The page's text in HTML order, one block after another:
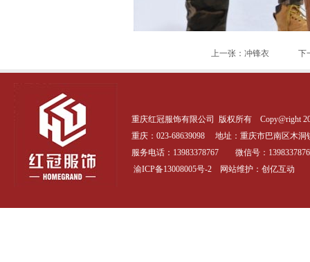
上一张：冲锋衣 下
重庆红冠服饰有限公司 版权所有 Copy@right
重庆：023-68639098 地址： 重庆市巴南区木洞
服务电话：13983378767 微信号：
渝ICP备13008005号-2
网站维护：创亿互动